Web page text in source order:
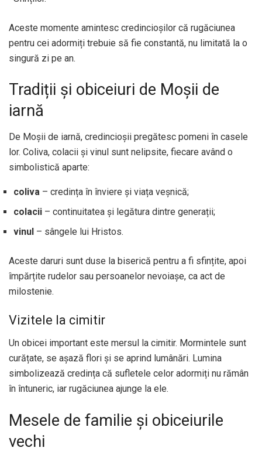
Aceste momente amintesc credincioșilor că rugăciunea
pentru cei adormiți trebuie să fie constantă, nu limitată la o
singură zi pe an.
Tradiții și obiceiuri de Moșii de
iarnă
De Moșii de iarnă, credincioșii pregătesc pomeni în casele
lor. Coliva, colacii și vinul sunt nelipsite, fiecare având o
simbolistică aparte:
coliva – credința în înviere și viața veșnică;
colacii – continuitatea și legătura dintre generații;
vinul – sângele lui Hristos.
Aceste daruri sunt duse la biserică pentru a fi sfințite, apoi
împărțite rudelor sau persoanelor nevoiașe, ca act de
milostenie.
Vizitele la cimitir
Un obicei important este mersul la cimitir. Mormintele sunt
curățate, se așază flori și se aprind lumânări. Lumina
simbolizează credința că sufletele celor adormiți nu rămân
în întuneric, iar rugăciunea ajunge la ele.
Mesele de familie și obiceiurile
vechi